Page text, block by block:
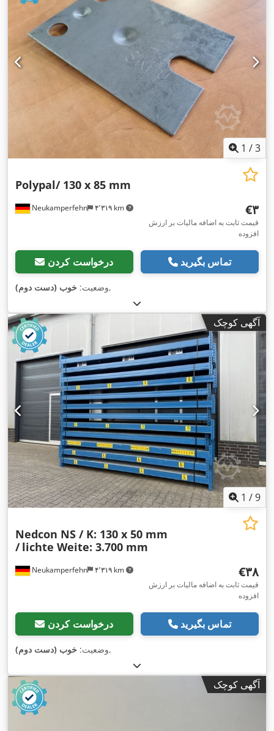
1 /3
Neukamperfehn ۴٬۳۱۹ km
Polypal/ 130 x 85 mm
‎€۳
قیمت ثابت به اضافه مالیات بر ارزش
افزوده
درخواست کردن تماس بگیرید
وضعیت: خوب (دست دوم) ,
آگهی کوچک
1 /9
Neukamperfehn ۴٬۳۱۹ km
Nedcon NS / K: 130 x 50 mm
/ lichte Weite: 3.700 mm
‎€۳۸
قیمت ثابت به اضافه مالیات بر ارزش
افزوده
درخواست کردن تماس بگیرید
وضعیت: خوب (دست دوم) ,
آگهی کوچک